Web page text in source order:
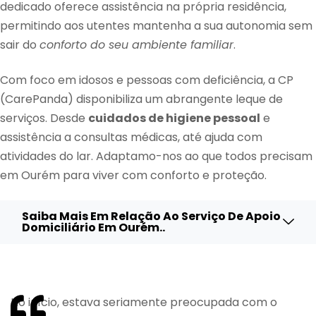
dedicado oferece assistência na própria residência,
permitindo aos utentes mantenha a sua autonomia sem
sair do conforto do seu ambiente familiar.
Com foco em idosos e pessoas com deficiência, a CP
(CarePanda) disponibiliza um abrangente leque de
serviços. Desde cuidados de higiene pessoal e
assistência a consultas médicas, até ajuda com
atividades do lar. Adaptamo-nos ao que todos precisam
em Ourém para viver com conforto e proteção.
Saiba Mais Em Relação Ao Serviço De Apoio
Domiciliário Em Ourém..
No início, estava seriamente preocupada com o